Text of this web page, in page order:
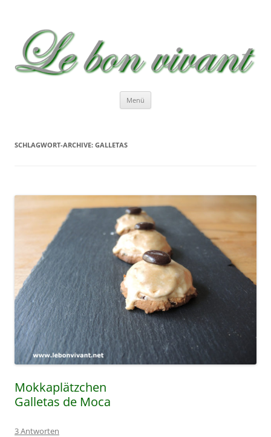
Menü
SCHLAGWORT-ARCHIVE: GALLETAS
Mokkaplätzchen
Galletas de Moca
3 Antworten